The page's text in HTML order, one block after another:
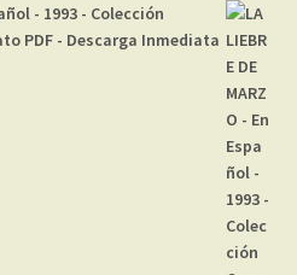
- 1993 - Colección
PDF - Descarga Inmediata